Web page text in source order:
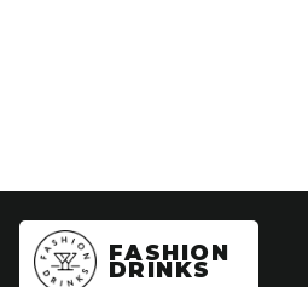
FASHION
DRINKS